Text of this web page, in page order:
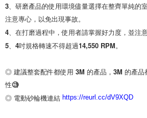
3、研磨產品的使用環境儘量選擇在整齊單純的
注意專心，以免出現事故。
4、在打磨過程中，使用者請掌握好力度，並注
5、4吋規格轉速不得超過14,550 RPM。
◎ 建議整套配件都使用 3M 的產品，3M 的產品
性🧐
◎ 電動砂輪機連結 https://reurl.cc/dV9XQD